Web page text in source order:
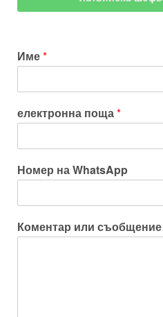
Име*
електронна поща*
Номер на WhatsApp
Коментар или съобщение